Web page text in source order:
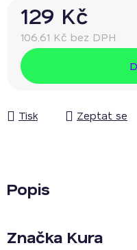
129 Kč
106,61 Kč bez DPH
Měrná cena:
Tisk Zeptat se
Popis
Značka Kura